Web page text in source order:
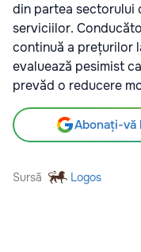
din partea sectorului
serviciilor.
continuă a prețurilor
evaluează pesimist
prevăd o reducere
Abonați-vă
Sursă Logos